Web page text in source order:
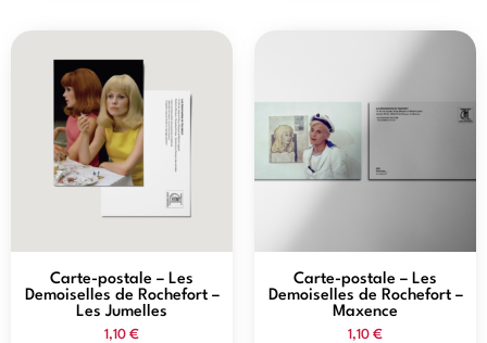
Carte-postale – Les
Demoiselles de Rochefort –
Les Jumelles
1,10 €
Carte-postale – Les
Demoiselles de Rochefort –
Maxence
1,10 €